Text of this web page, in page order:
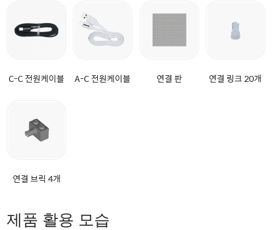
C-C 전원케이블 A-C 전원케이블 연결 판 연결 링크 20개
연결 브릭 4개
제품 활용 모습